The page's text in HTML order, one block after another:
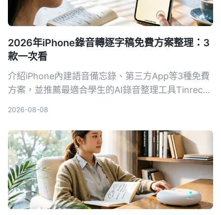
2026年iPhone錄音轉逐字稿免費方案整理：3
款一次看
介紹iPhone內建語音備忘錄、第三方App等3種免費
方案，並推薦最適合學生的AI錄音整理工具Tinrec，
2026-08-08